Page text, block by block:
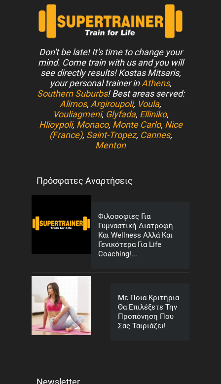
Don't be late! It's time to change your
mind. Come train with us and you will
see directly results! Kostas Mitsaris,
your personal trainer inAthens,
Southern Suburbs! Best areas served:
Alimos, Argiroupoli, Voula,
Vouliagmeni, Glyfada, Elliniko,
Hlioypoli, Monaco, Monte Carlo, Nice
(France), Saint-Tropez, Cannes,
Menton
Πρόσφατες Αναρτήσεις
Φιλοσοφίες Για
Γυμναστική Διατροφή
Και Wellness Αλλά Και
Γενικότερα Για Life
Coaching!...
Με Ποια Κριτήρια
Θα Επιλέξετε Την
Προπόνηση Που
Σας Ταιριάζει!
Newsletter